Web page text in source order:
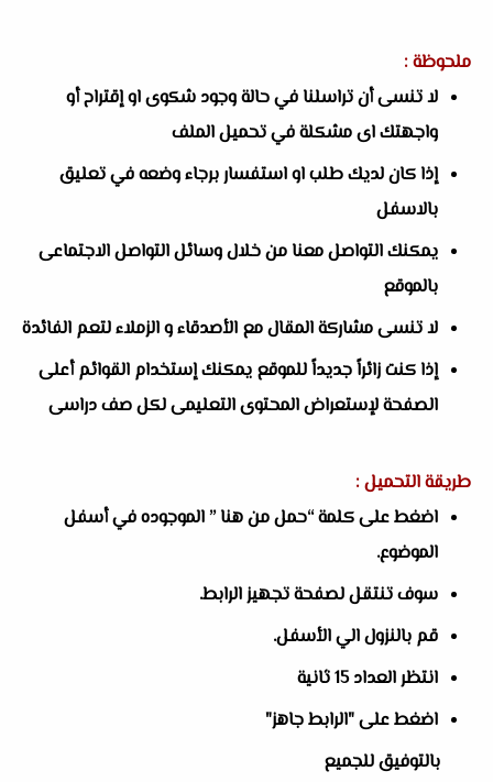
ملحوظة :
لا تنسى أن تراسلنا في حالة وجود شكوى او إقتراح أو
واجهتك اى مشكلة في تحميل الملف
إذا كان لديك طلب او استفسار برجاء وضعه في تعليق
بالاسفل
يمكنك التواصل معنا من خلال وسائل التواصل الاجتماعى
بالموقع
لا تنسى مشاركة المقال مع الأصدقاء و الزملاء لتعم الفائدة
إذا كنت زائراً جديداً للموقع يمكنك إستخدام القوائم أعلى
الصفحة لإستعراض المحتوى التعليمى لكل صف دراسى
طريقة التحميل :
اضغط على كلمة “حمل من هنا ” الموجوده في أسفل
الموضوع.
سوف تنتقل لصفحة تجهيز الرابط.
قم بالنزول الي الأسفل.
انتظر العداد 15 ثانية
اضغط على "الرابط جاهز"
بالتوفيق للجميع